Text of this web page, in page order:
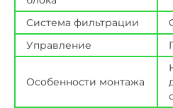
Cистема фильтрации
Управление
Особенности монтажа